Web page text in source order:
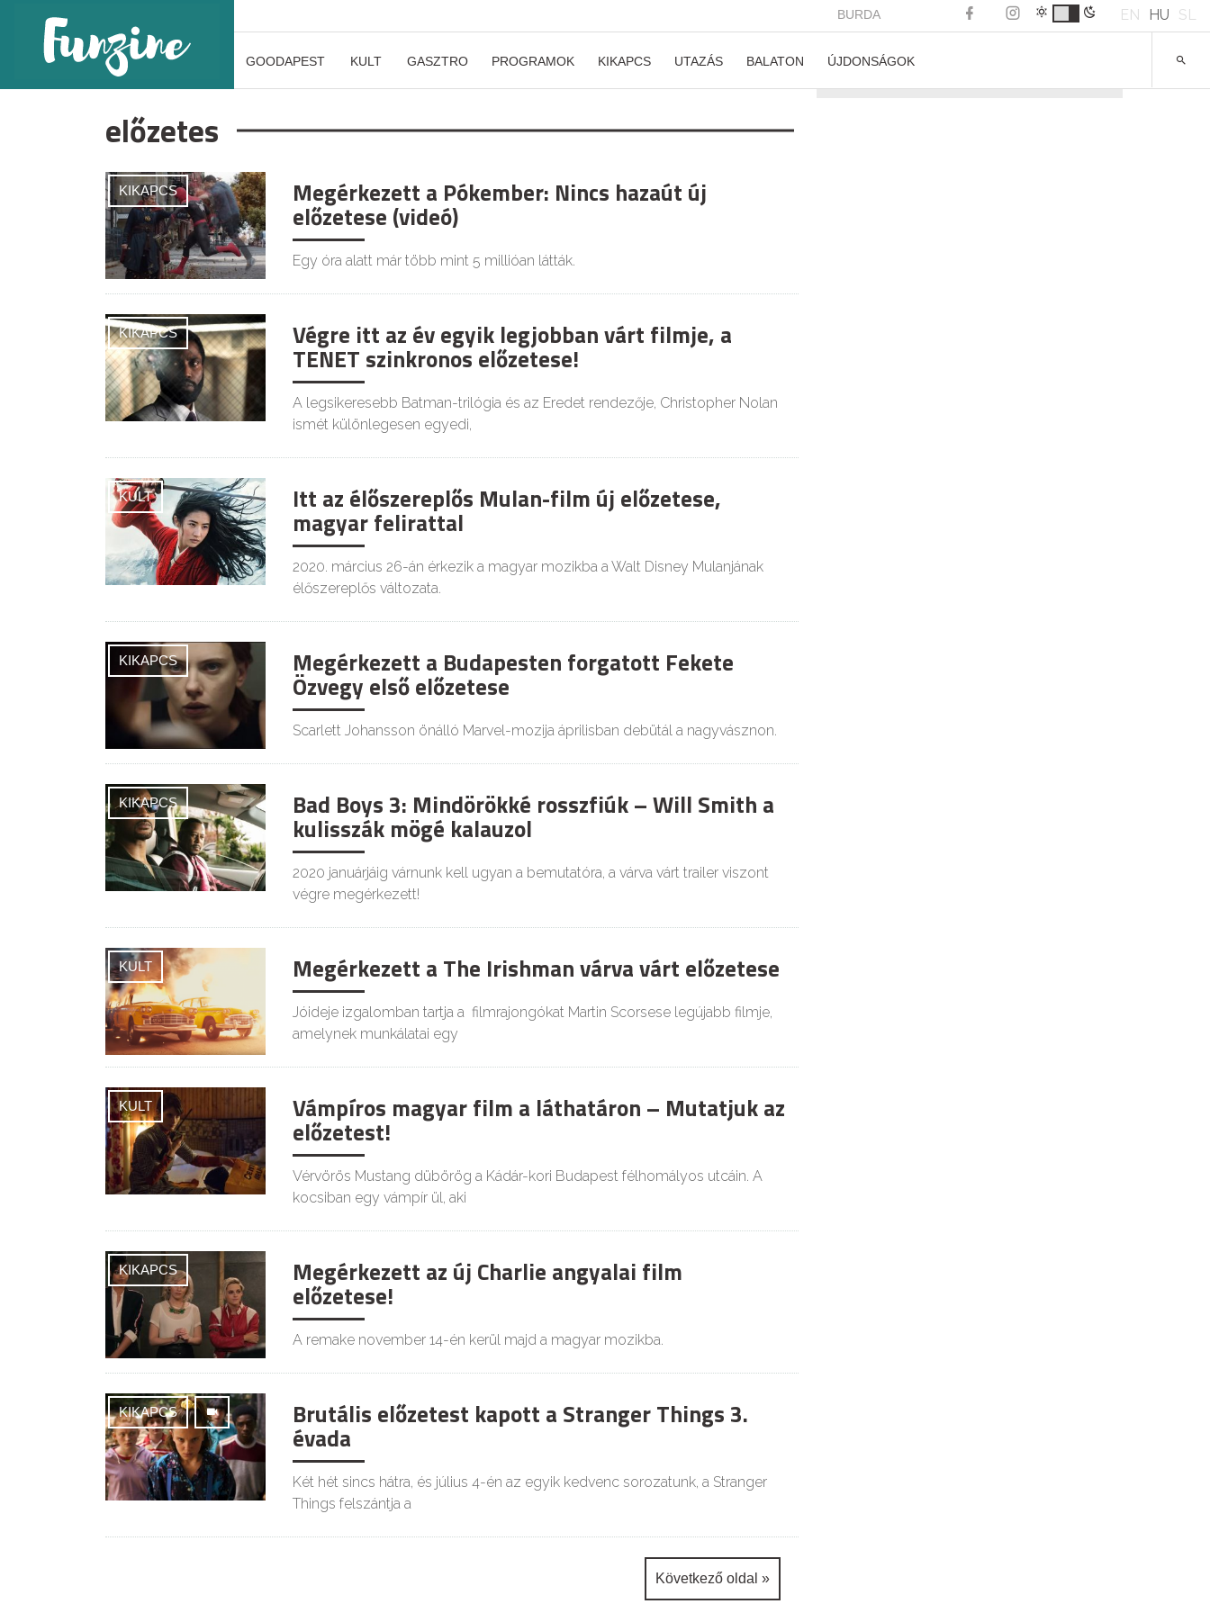
BURDA EN HU SL
GOODAPEST KULT GASZTRO PROGRAMOK KIKAPCS UTAZÁS BALATON ÚJDONSÁGOK
előzetes
KIKAPCS Megérkezett a Pókember: Nincs hazaút új
előzetese (videó)
Egy óra alatt már több mint 5 millióan látták.
KIKAPCS Végre itt az év egyik legjobban várt filmje, a
TENET szinkronos előzetese!
A legsikeresebb Batman-trilógia és az Eredet rendezője, Christopher Nolan
ismét különlegesen egyedi,
KULT Itt az élőszereplős Mulan-film új előzetese,
magyar felirattal
2020. március 26-án érkezik a magyar mozikba a Walt Disney Mulanjának
élőszereplős változata.
KIKAPCS Megérkezett a Budapesten forgatott Fekete
Özvegy első előzetese
Scarlett Johansson önálló Marvel-mozija áprilisban debütál a nagyvásznon.
KIKAPCS Bad Boys 3: Mindörökké rosszfiúk – Will Smith a
kulisszák mögé kalauzol
2020 januárjáig várnunk kell ugyan a bemutatóra, a várva várt trailer viszont
végre megérkezett!
KULT Megérkezett a The Irishman várva várt előzetese
Jóideje izgalomban tartja a filmrajongókat Martin Scorsese legújabb filmje,
amelynek munkálatai egy
KULT Vámpíros magyar film a láthatáron – Mutatjuk az
előzetest!
Vérvörös Mustang dübörög a Kádár-kori Budapest félhomályos utcáin. A
kocsiban egy vámpír ül, aki
KIKAPCS Megérkezett az új Charlie angyalai film
előzetese!
A remake november 14-én kerül majd a magyar mozikba.
KIKAPCS Brutális előzetest kapott a Stranger Things 3.
évada
Két hét sincs hátra, és július 4-én az egyik kedvenc sorozatunk, a Stranger
Things felszántja a
Következő oldal »